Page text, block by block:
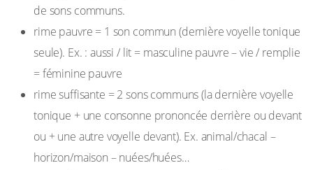
de sons communs.
rime pauvre = 1 son commun (dernière voyelle tonique
seule). Ex. : aussi / lit = masculine pauvre – vie / remplie
= féminine pauvre
rime suffisante = 2 sons communs (la dernière voyelle
tonique + une consonne prononcée derrière ou devant
ou + une autre voyelle devant). Ex. animal/chacal –
horizon/maison – nuées/huées…